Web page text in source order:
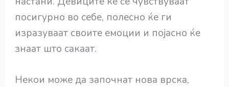
посигурно во себе, полесно ќе ги
изразуваат своите емоции и појасно ќе
знаат што сакаат.
Некои може да започнат нова врска,